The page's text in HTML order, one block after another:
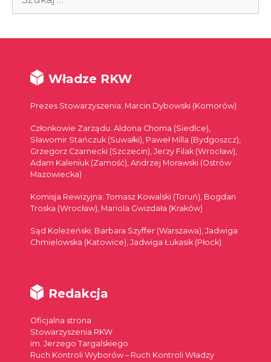
Władze RKW
Prezes Stowarzyszenia: Marcin Dybowski (Komorów)
Członkowie Zarządu: Aldona Choma (Siedlce),
Sławomir Stańczuk (Suwałki), Paweł Milla (Bydgoszcz),
Grzegorz Czarnecki (Szczecin), Jerzy Filak (Wrocław),
Adam Kaleniuk (Zamość), Andrzej Morawski (Ostrów
Mazowiecka)
Komisja Rewizyjna: Tomasz Kowalski (Toruń), Bogdan
Troska (Wrocław), Mariola Gwizdała (Kraków)
Sąd Koleżeński: Barbara Szyffer (Warszawa), Jadwiga
Chmielowska (Katowice), Jadwiga Łukasik (Płock)
Redakcja
Oficjalna strona
Stowarzyszenia RKW
im. Jerzego Targalskiego
Ruch Kontroli Wyborów – Ruch Kontroli Władzy